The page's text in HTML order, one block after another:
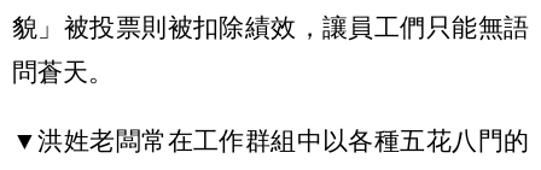
貌」被投票則被扣除績效，讓員工們只能無語
問蒼天。
▼洪姓老闆常在工作群組中以各種五花八門的